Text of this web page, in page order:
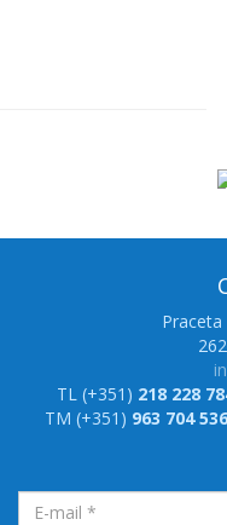
Praceta
TL (+351) 218 228
TM (+351) 963 704 536